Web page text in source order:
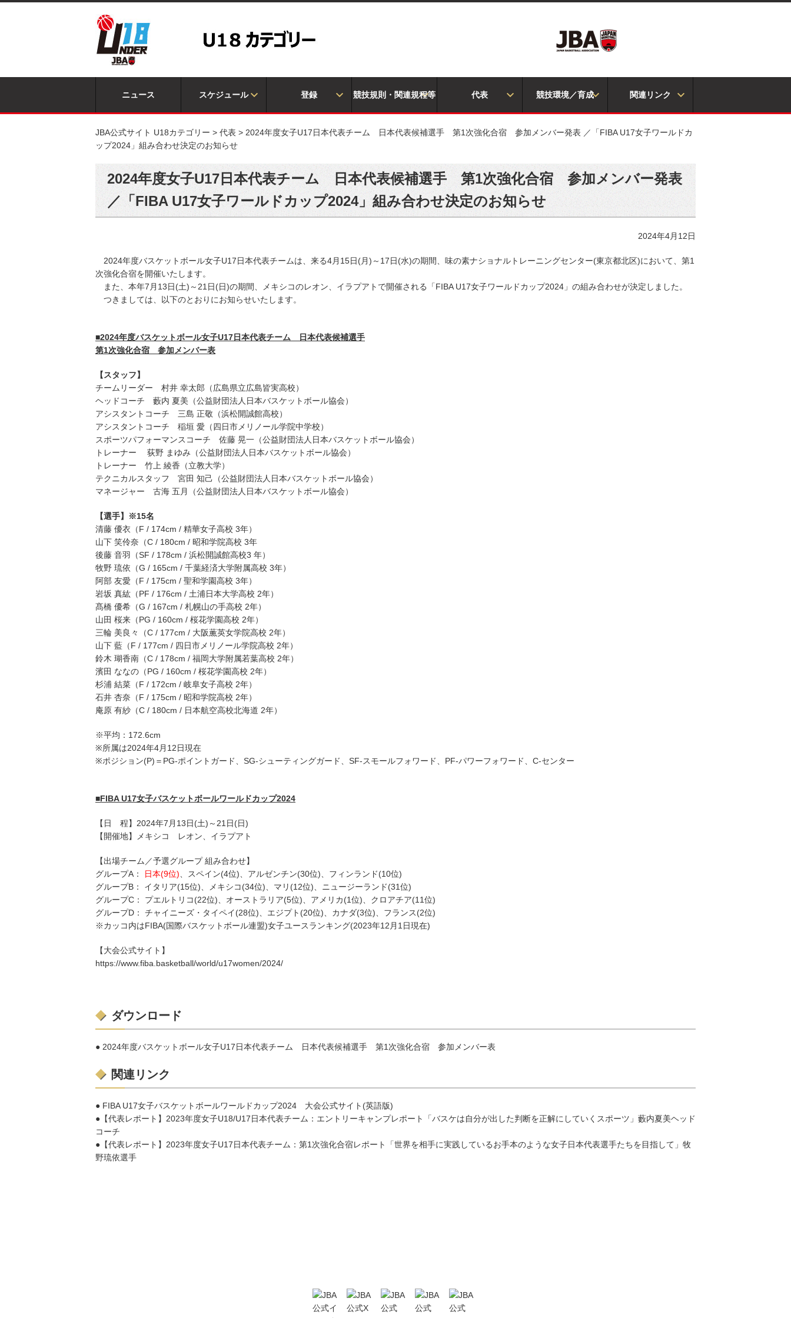
ニュース スケジュール 登録 競技規則・関連規程等 代表 競技環境／育成 関連リンク
JBA公式サイト U18カテゴリー > 代表 > 2024年度女子U17日本代表チーム 日本代表候補選手 第1次強化合宿 参加メンバー発表 ／「FIBA U17女子ワールドカ
ップ2024」組み合わせ決定のお知らせ
2024年度女子U17日本代表チーム 日本代表候補選手 第1次強化合宿 参加メンバー発表
／「FIBA U17女子ワールドカップ2024」組み合わせ決定のお知らせ
2024年4月12日
2024年度バスケットボール女子U17日本代表チームは、来る4月15日(月)～17日(水)の期間、味の素ナショナルトレーニングセンター(東京都北区)において、第1
次強化合宿を開催いたします。
また、本年7月13日(土)～21日(日)の期間、メキシコのレオン、イラプアトで開催される「FIBA U17女子ワールドカップ2024」の組み合わせが決定しました。
つきましては、以下のとおりにお知らせいたします。
■2024年度バスケットボール女子U17日本代表チーム 日本代表候補選手
第1次強化合宿 参加メンバー表
【スタッフ】
チームリーダー 村井 幸太郎（広島県立広島皆実高校）
ヘッドコーチ 藪内 夏美（公益財団法人日本バスケットボール協会）
アシスタントコーチ 三島 正敬（浜松開誠館高校）
アシスタントコーチ 稲垣 愛（四日市メリノール学院中学校）
スポーツパフォーマンスコーチ 佐藤 晃一（公益財団法人日本バスケットボール協会）
トレーナー 荻野 まゆみ（公益財団法人日本バスケットボール協会）
トレーナー 竹上 綾香（立教大学）
テクニカルスタッフ 宮田 知己（公益財団法人日本バスケットボール協会）
マネージャー 古海 五月（公益財団法人日本バスケットボール協会）
【選手】※15名
清藤 優衣（F / 174cm / 精華女子高校 3年）
山下 笑伶奈（C / 180cm / 昭和学院高校 3年
後藤 音羽（SF / 178cm / 浜松開誠館高校3 年）
牧野 琉依（G / 165cm / 千葉経済大学附属高校 3年）
阿部 友愛（F / 175cm / 聖和学園高校 3年）
岩坂 真紘（PF / 176cm / 土浦日本大学高校 2年）
髙橋 優希（G / 167cm / 札幌山の手高校 2年）
山田 桜来（PG / 160cm / 桜花学園高校 2年）
三輪 美良々（C / 177cm / 大阪薫英女学院高校 2年）
山下 藍（F / 177cm / 四日市メリノール学院高校 2年）
鈴木 瑚香南（C / 178cm / 福岡大学附属若葉高校 2年）
濱田 ななの（PG / 160cm / 桜花学園高校 2年）
杉浦 結菜（F / 172cm / 岐阜女子高校 2年）
石井 杏奈（F / 175cm / 昭和学院高校 2年）
庵原 有紗（C / 180cm / 日本航空高校北海道 2年）
※平均：172.6cm
※所属は2024年4月12日現在
※ポジション(P)＝PG-ポイントガード、SG-シューティングガード、SF-スモールフォワード、PF-パワーフォワード、C-センター
■FIBA U17女子バスケットボールワールドカップ2024
【日 程】2024年7月13日(土)～21日(日)
【開催地】メキシコ レオン、イラプアト
【出場チーム／予選グループ 組み合わせ】
グループA：
日本(9位) 、スペイン(4位)、アルゼンチン(30位)、フィンランド(10位)
グループB： イタリア(15位)、メキシコ(34位)、マリ(12位)、ニュージーランド(31位)
グループC： プエルトリコ(22位)、オーストラリア(5位)、アメリカ(1位)、クロアチア(11位)
グループD： チャイニーズ・タイペイ(28位)、エジプト(20位)、カナダ(3位)、フランス(2位)
※カッコ内はFIBA(国際バスケットボール連盟)女子ユースランキング(2023年12月1日現在)
【大会公式サイト】
https://www.fiba.basketball/world/u17women/2024/
ダウンロード
● 2024年度バスケットボール女子U17日本代表チーム 日本代表候補選手 第1次強化合宿 参加メンバー表
関連リンク
● FIBA U17女子バスケットボールワールドカップ2024 大会公式サイト(英語版)
●【代表レポート】2023年度女子U18/U17日本代表チーム：エントリーキャンプレポート「バスケは自分が出した判断を正解にしていくスポーツ」藪内夏美ヘッド
コーチ
●【代表レポート】2023年度女子U17日本代表チーム：第1次強化合宿レポート「世界を相手に実践しているお手本のような女子日本代表選手たちを目指して」牧
野琉依選手